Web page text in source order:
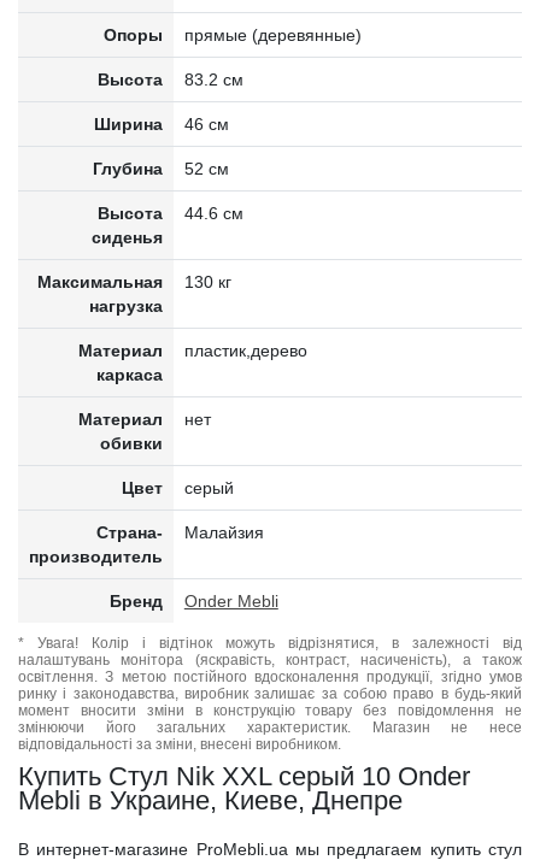
Опоры прямые (деревянные)
Высота 83.2 см
Ширина 46 см
Глубина 52 см
Высота
сиденья
44.6 см
Максимальная
нагрузка
130 кг
Материал
каркаса
пластик,дерево
Материал
обивки
нет
Цвет серый
Страна-
производитель
Малайзия
Бренд Onder Mebli
* Увага! Колір і відтінок можуть відрізнятися, в залежності від
налаштувань монітора (яскравість, контраст, насиченість), а також
освітлення. З метою постійного вдосконалення продукції, згідно умов
ринку і законодавства, виробник залишає за собою право в будь-який
момент вносити зміни в конструкцію товару без повідомлення не
змінюючи його загальних характеристик. Магазин не несе
відповідальності за зміни, внесені виробником.
Купить Стул Nik XXL серый 10 Onder
Mebli в Украине, Киеве, Днепре
В интернет-магазине ProMebli.ua мы предлагаем купить стул